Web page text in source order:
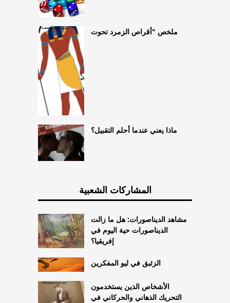
ملخص "أقراص الزمرد تحوت
ماذا يعني عندما أحلم التقبيل؟
المشاركات الشعبية
مشاهد الديناصورات: هل ما زالت
الديناصورات حية اليوم في
إفريقيا؟
الزئبق في ليو المفكرين
الأشخاص الذين يستخدمون
التحريك الذهاني والحركاني في